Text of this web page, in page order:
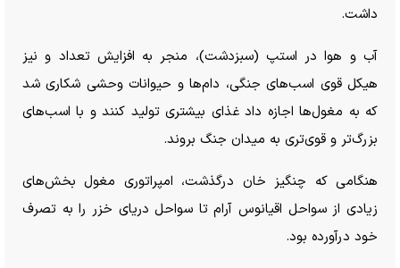
داشت.
آب و هوا در استپ (سبزدشت)، منجر به افزایش تعداد و نیز
هیکل قوی اسب‌های جنگی، دام‌ها و حیوانات وحشی شکاری شد
که به مغول‌ها اجازه داد غذای بیشتری تولید کنند و با اسب‌های
بزرگ‌تر و قوی‌تری به میدان جنگ بروند.
هنگامی که چنگیز خان درگذشت، امپراتوری مغول بخش‌های
زیادی از سواحل اقیانوس آرام تا سواحل دریای خزر را به تصرف
خود درآورده بود.